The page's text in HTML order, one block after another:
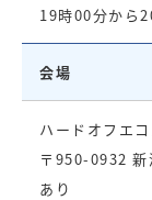
19時00分から
会場
ハードオフエ
〒950-0932 新
あり